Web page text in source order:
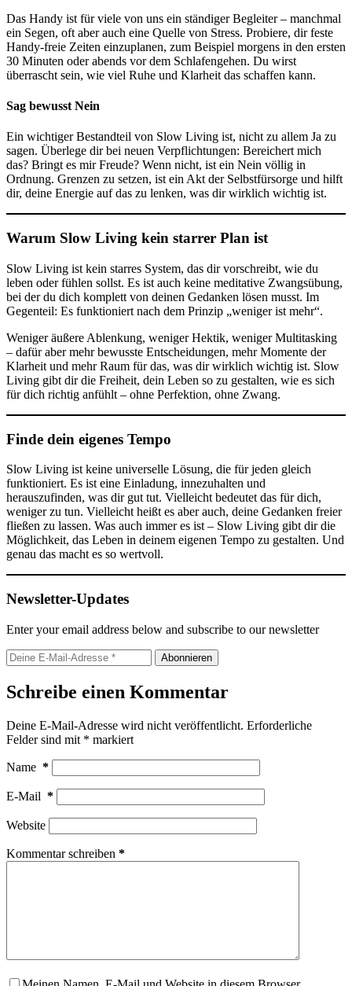
Das Handy ist für viele von uns ein ständiger Begleiter – manchmal
ein Segen, oft aber auch eine Quelle von Stress. Probiere, dir feste
Handy-freie Zeiten einzuplanen, zum Beispiel morgens in den ersten
30 Minuten oder abends vor dem Schlafengehen. Du wirst
überrascht sein, wie viel Ruhe und Klarheit das schaffen kann.
Sag bewusst Nein
Ein wichtiger Bestandteil von Slow Living ist, nicht zu allem Ja zu
sagen. Überlege dir bei neuen Verpflichtungen: Bereichert mich
das? Bringt es mir Freude? Wenn nicht, ist ein Nein völlig in
Ordnung. Grenzen zu setzen, ist ein Akt der Selbstfürsorge und hilft
dir, deine Energie auf das zu lenken, was dir wirklich wichtig ist.
Warum Slow Living kein starrer Plan ist
Slow Living ist kein starres System, das dir vorschreibt, wie du
leben oder fühlen sollst. Es ist auch keine meditative Zwangsübung,
bei der du dich komplett von deinen Gedanken lösen musst. Im
Gegenteil: Es funktioniert nach dem Prinzip „weniger ist mehr“.
Weniger äußere Ablenkung, weniger Hektik, weniger Multitasking
– dafür aber mehr bewusste Entscheidungen, mehr Momente der
Klarheit und mehr Raum für das, was dir wirklich wichtig ist. Slow
Living gibt dir die Freiheit, dein Leben so zu gestalten, wie es sich
für dich richtig anfühlt – ohne Perfektion, ohne Zwang.
Finde dein eigenes Tempo
Slow Living ist keine universelle Lösung, die für jeden gleich
funktioniert. Es ist eine Einladung, innezuhalten und
herauszufinden, was dir gut tut. Vielleicht bedeutet das für dich,
weniger zu tun. Vielleicht heißt es aber auch, deine Gedanken freier
fließen zu lassen. Was auch immer es ist – Slow Living gibt dir die
Möglichkeit, das Leben in deinem eigenen Tempo zu gestalten. Und
genau das macht es so wertvoll.
Newsletter-Updates
Enter your email address below and subscribe to our newsletter
Abonnieren
Schreibe einen Kommentar
Deine E-Mail-Adresse wird nicht veröffentlicht. Erforderliche
Felder sind mit * markiert
Name *
E-Mail *
Website
Kommentar schreiben *